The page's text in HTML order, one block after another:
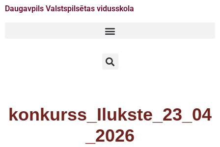
Daugavpils Valstspilsētas vidusskola
konkurss_Ilukste_23_04
_2026